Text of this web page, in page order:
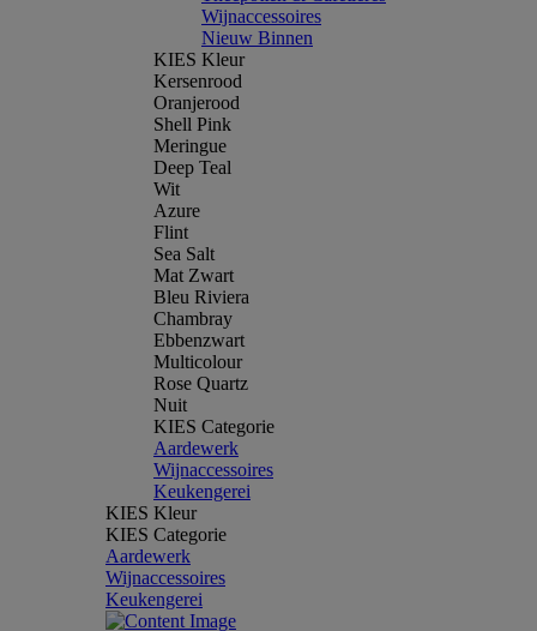
Wijnaccessoires
Nieuw Binnen
KIES Kleur
Kersenrood
Oranjerood
Shell Pink
Meringue
Deep Teal
Wit
Azure
Flint
Sea Salt
Mat Zwart
Bleu Riviera
Chambray
Ebbenzwart
Multicolour
Rose Quartz
Nuit
KIES Categorie
Aardewerk
Wijnaccessoires
Keukengerei
KIES Kleur
KIES Categorie
Aardewerk
Wijnaccessoires
Keukengerei